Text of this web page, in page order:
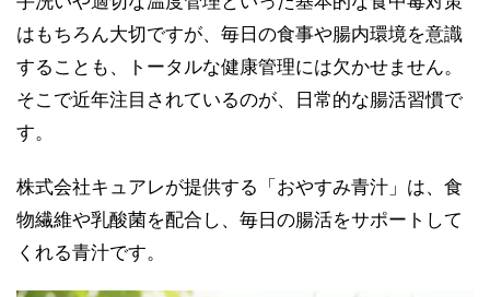
はもちろん大切ですが、毎日の食事や腸内環境を意識
することも、トータルな健康管理には欠かせません。
そこで近年注目されているのが、日常的な腸活習慣で
す。
株式会社キュアレが提供する「おやすみ青汁」は、食
物繊維や乳酸菌を配合し、毎日の腸活をサポートして
くれる青汁です。